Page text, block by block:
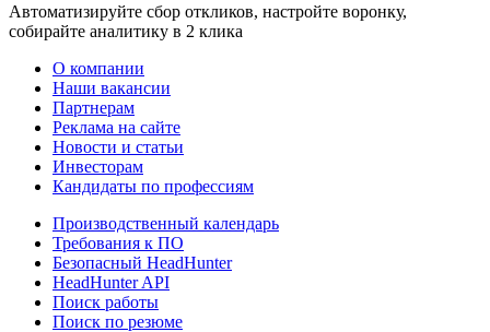
Автоматизируйте сбор откликов, настройте воронку,
собирайте аналитику в 2 клика
О компании
Наши вакансии
Партнерам
Реклама на сайте
Новости и статьи
Инвесторам
Кандидаты по профессиям
Производственный календарь
Требования к ПО
Безопасный HeadHunter
HeadHunter API
Поиск работы
Поиск по резюме